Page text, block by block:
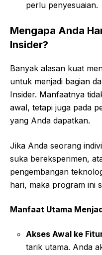
perlu penyesuaian.
Mengapa Anda
Insider?
Banyak alasan kuat
untuk menjadi bagian
Insider. Manfaatnya
awal, tetapi juga pada
yang Anda dapatkan.
Jika Anda seorang
suka bereksperimen,
pengembangan
hari, maka program ini
Manfaat Utama
Akses Awal ke
tarik utama. Anda